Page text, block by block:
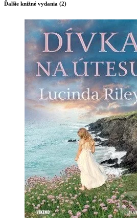
Ďalšie knižné vydania (2)